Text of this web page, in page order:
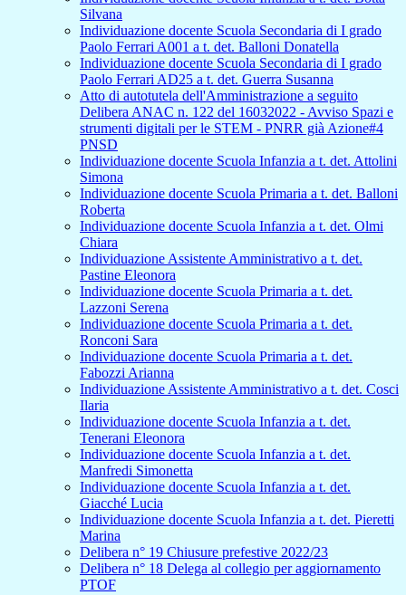
Silvana
Individuazione docente Scuola Secondaria di I grado
Paolo Ferrari A001 a t. det. Balloni Donatella
Individuazione docente Scuola Secondaria di I grado
Paolo Ferrari AD25 a t. det. Guerra Susanna
Atto di autotutela dell'Amministrazione a seguito
Delibera ANAC n. 122 del 16032022 - Avviso Spazi e
strumenti digitali per le STEM - PNRR già Azione#4
PNSD
Individuazione docente Scuola Infanzia a t. det. Attolini
Simona
Individuazione docente Scuola Primaria a t. det. Balloni
Roberta
Individuazione docente Scuola Infanzia a t. det. Olmi
Chiara
Individuazione Assistente Amministrativo a t. det.
Pastine Eleonora
Individuazione docente Scuola Primaria a t. det.
Lazzoni Serena
Individuazione docente Scuola Primaria a t. det.
Ronconi Sara
Individuazione docente Scuola Primaria a t. det.
Fabozzi Arianna
Individuazione Assistente Amministrativo a t. det. Cosci
Ilaria
Individuazione docente Scuola Infanzia a t. det.
Tenerani Eleonora
Individuazione docente Scuola Infanzia a t. det.
Manfredi Simonetta
Individuazione docente Scuola Infanzia a t. det.
Giacché Lucia
Individuazione docente Scuola Infanzia a t. det. Pieretti
Marina
Delibera n° 19 Chiusure prefestive 2022/23
Delibera n° 18 Delega al collegio per aggiornamento
PTOF